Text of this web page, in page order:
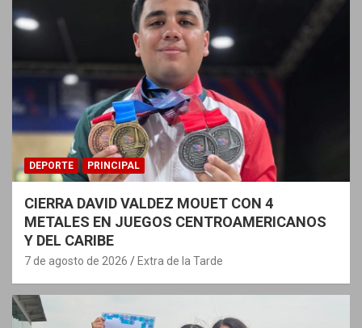
DEPORTE PRINCIPAL
CIERRA DAVID VALDEZ MOUET CON 4
METALES EN JUEGOS CENTROAMERICANOS
Y DEL CARIBE
7 de agosto de 2026 Extra de la Tarde